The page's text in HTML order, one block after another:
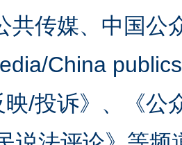
共传媒、中国公
China
/投诉》、《公